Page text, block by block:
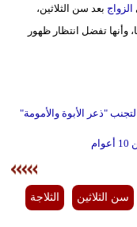
الزواج بعد سن الثلاثين،
وأنها تفضل انتظار ظهور
"ذعر الأبوة والأمومة"
سن الثلاثين الثلاجة